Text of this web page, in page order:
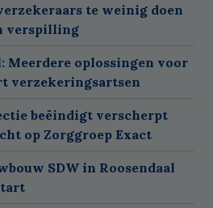
te weinig doen
verspilling
Meerdere oplossingen voor
verzekeringsartsen
beëindigt verscherpt
op Zorggroep Exact
SDW in Roosendaal